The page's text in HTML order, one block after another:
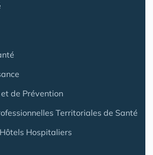
de Prévention
Territoriales de Santé
Hospitaliers